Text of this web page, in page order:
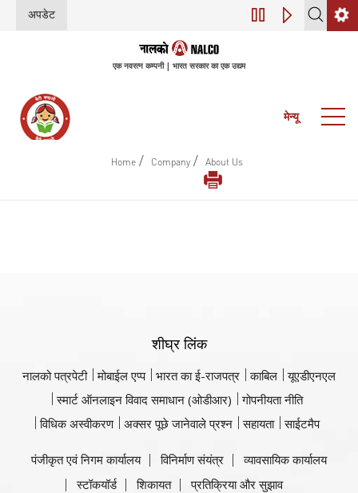
अपडेट डिजिटल परिवर्तन
एक नवरत्न कम्पनी | भारत सरकार का एक उद्यम
मेन्यू
Home / Company / About Us
शीघ्र लिंक
नालको पत्रपेटी मोबाईल एप्प भारत का ई-राजपत्र काबिल
यूएडीएनएल
स्मार्ट ऑनलाइन विवाद समाधान (ओडीआर)
गोपनीयता नीति
विधिक अस्वीकरण
अक्सर पूछे जानेवाले प्रश्न सहायता साईटमैप
पंजीकृत एवं निगम कार्यालय विनिर्माण संयंत्र
व्यावसायिक कार्यालय
स्टॉकयॉर्ड
शिकायत प्रतिक्रिया और सुझाव